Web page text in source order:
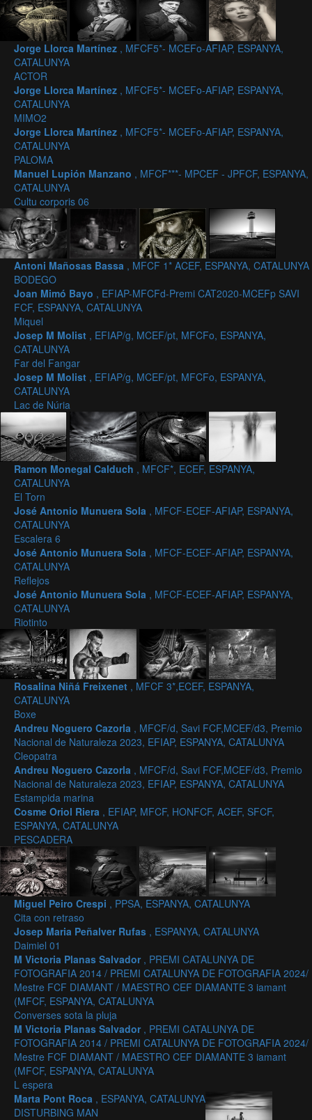
Jorge Llorca Martínez , MFCF5*- MCEFo-AFIAP, ESPANYA,
CATALUNYA
ACTOR
Jorge Llorca Martínez , MFCF5*- MCEFo-AFIAP, ESPANYA,
CATALUNYA
MIMO2
Jorge Llorca Martínez , MFCF5*- MCEFo-AFIAP, ESPANYA,
CATALUNYA
PALOMA
Manuel Lupión Manzano , MFCF***- MPCEF - JPFCF, ESPANYA,
CATALUNYA
Cultu corporis 06
Antoni Mañosas Bassa , MFCF 1* ACEF, ESPANYA, CATALUNYA
BODEGO
Joan Mimó Bayo , EFIAP-MFCFd-Premi CAT2020-MCEFp SAVI
FCF, ESPANYA, CATALUNYA
Miquel
Josep M Molist , EFIAP/g, MCEF/pt, MFCFo, ESPANYA,
CATALUNYA
Far del Fangar
Josep M Molist , EFIAP/g, MCEF/pt, MFCFo, ESPANYA,
CATALUNYA
Lac de Núria
Ramon Monegal Calduch , MFCF*, ECEF, ESPANYA,
CATALUNYA
El Torn
José Antonio Munuera Sola , MFCF-ECEF-AFIAP, ESPANYA,
CATALUNYA
Escalera 6
José Antonio Munuera Sola , MFCF-ECEF-AFIAP, ESPANYA,
CATALUNYA
Reflejos
José Antonio Munuera Sola , MFCF-ECEF-AFIAP, ESPANYA,
CATALUNYA
Riotinto
Rosalina Niñá Freixenet , MFCF 3*,ECEF, ESPANYA,
CATALUNYA
Boxe
Andreu Noguero Cazorla , MFCF/d, Savi FCF,MCEF/d3, Premio
Nacional de Naturaleza 2023, EFIAP, ESPANYA, CATALUNYA
Cleopatra
Andreu Noguero Cazorla , MFCF/d, Savi FCF,MCEF/d3, Premio
Nacional de Naturaleza 2023, EFIAP, ESPANYA, CATALUNYA
Estampida marina
Cosme Oriol Riera , EFIAP, MFCF, HONFCF, ACEF, SFCF,
ESPANYA, CATALUNYA
PESCADERA
Miguel Peiro Crespi , PPSA, ESPANYA, CATALUNYA
Cita con retraso
Josep Maria Peñalver Rufas , ESPANYA, CATALUNYA
Daimiel 01
M Victoria Planas Salvador , PREMI CATALUNYA DE
FOTOGRAFIA 2014 / PREMI CATALUNYA DE FOTOGRAFIA 2024/
Mestre FCF DIAMANT / MAESTRO CEF DIAMANTE 3 iamant
(MFCF, ESPANYA, CATALUNYA
Converses sota la pluja
M Victoria Planas Salvador , PREMI CATALUNYA DE
FOTOGRAFIA 2014 / PREMI CATALUNYA DE FOTOGRAFIA 2024/
Mestre FCF DIAMANT / MAESTRO CEF DIAMANTE 3 iamant
(MFCF, ESPANYA, CATALUNYA
L espera
Marta Pont Roca , ESPANYA, CATALUNYA
DISTURBING MAN